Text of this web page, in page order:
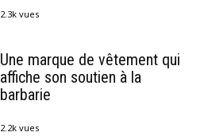
2.3k vues
Une marque de vêtement qui
affiche son soutien à la
barbarie
2.2k vues